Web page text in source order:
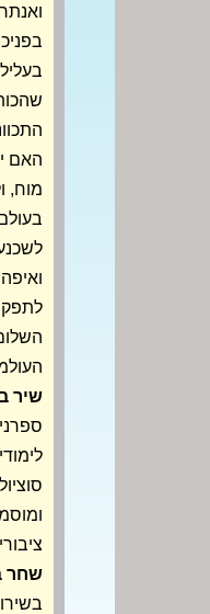
האם
מוח,
שיר
שחר